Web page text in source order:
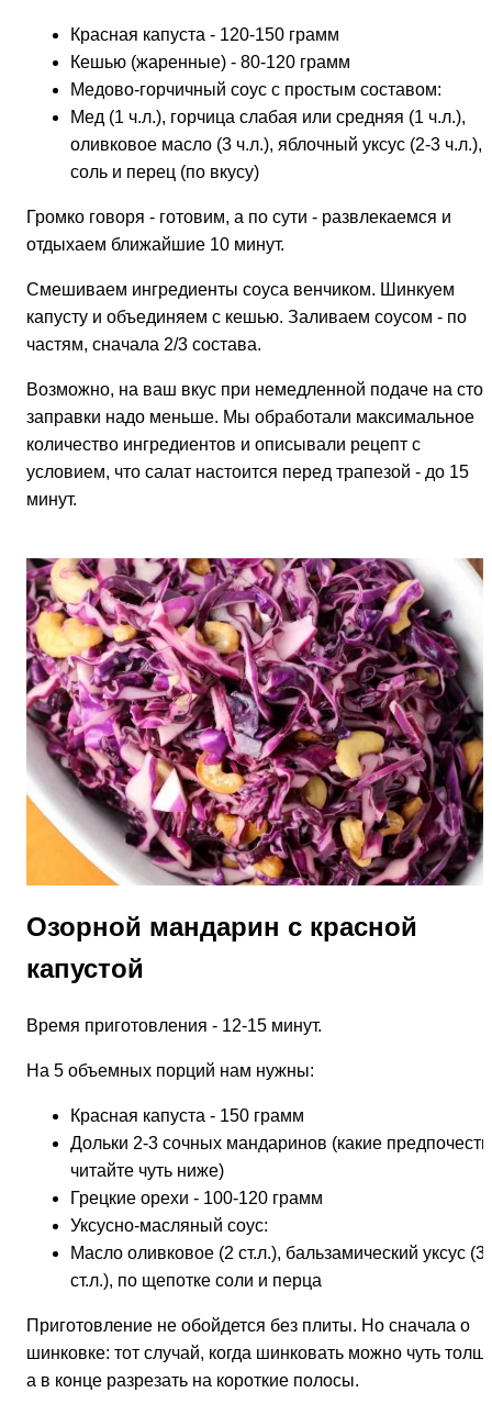
Красная капуста - 120-150 грамм
Кешью (жаренные) - 80-120 грамм
Медово-горчичный соус с простым составом:
Мед (1 ч.л.), горчица слабая или средняя (1 ч.л.),
оливковое масло (3 ч.л.), яблочный уксус (2-3 ч.л.),
соль и перец (по вкусу)
Громко говоря - готовим, а по сути - развлекаемся и
отдыхаем ближайшие 10 минут.
Смешиваем ингредиенты соуса венчиком. Шинкуем
капусту и объединяем с кешью. Заливаем соусом - по
частям, сначала 2/3 состава.
Возможно, на ваш вкус при немедленной подаче на стол
заправки надо меньше. Мы обработали максимальное
количество ингредиентов и описывали рецепт с
условием, что салат настоится перед трапезой - до 15
минут.
Озорной мандарин с красной
капустой
Время приготовления - 12-15 минут.
На 5 объемных порций нам нужны:
Красная капуста - 150 грамм
Дольки 2-3 сочных мандаринов (какие
читайте чуть ниже)
Грецкие орехи - 100-120 грамм
Уксусно-масляный соус:
Масло оливковое (2 ст.л.), бальзамический уксус (3
ст.л.), по щепотке соли и перца
Приготовление не обойдется без плиты. Но сначала о
шинковке: тот случай, когда шинковать можно чуть
а в конце разрезать на короткие полосы.